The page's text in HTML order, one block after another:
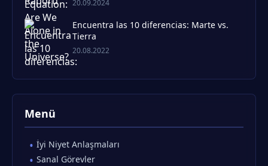
20.09.2024
Encuentra las 10 diferencias: Marte vs.
Tierra
20.08.2022
Menü
İyi Niyet Anlaşmaları
Sanal Görevler